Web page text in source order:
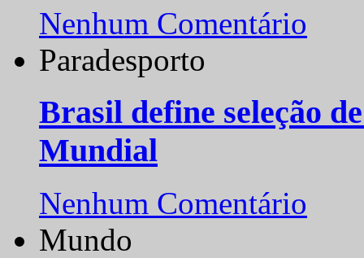
Nenhum Comentário
Paradesporto
Brasil define seleção
Mundial
Nenhum Comentário
Mundo